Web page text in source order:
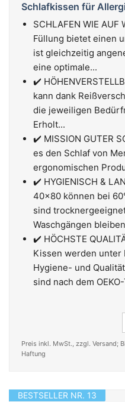
Schlafkissen für
SCHLAFEN WIE
Füllung bietet einen
ist gleichzeitig
eine optimale...
✔️
kann dank
die jeweiligen
Erholt...
✔️ MISSION GUTER
es den Schlaf von
ergonomischen
✔️ HYGIENISCH &
40x80 können bei
sind
Waschgängen
✔️ HÖCHSTE
Kissen werden unter
Hygiene- und
sind nach dem
Preis inkl. MwSt., zzgl. Versand;
Haftung
BESTSELLER NR. 13